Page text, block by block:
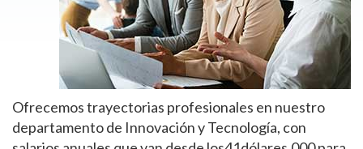
Ofrecemos trayectorias profesionales en nuestro
departamento de Innovación y Tecnología, con